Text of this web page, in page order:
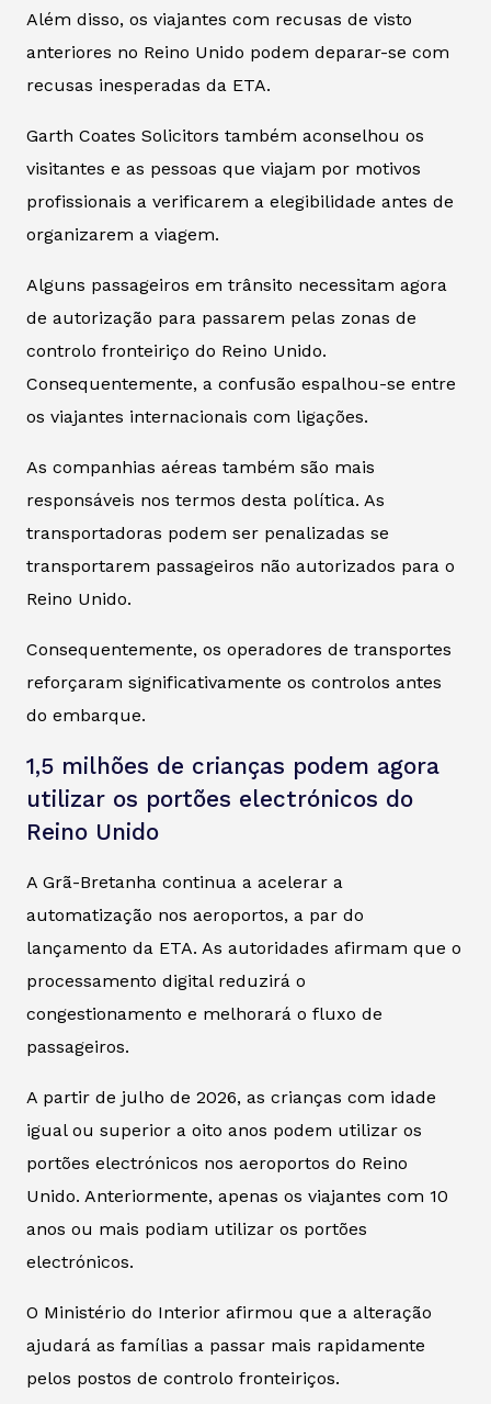
Além disso, os viajantes com recusas de visto
anteriores no Reino Unido podem deparar-se com
recusas inesperadas da ETA.
Garth Coates Solicitors também aconselhou os
visitantes e as pessoas que viajam por motivos
profissionais a verificarem a elegibilidade antes de
organizarem a viagem.
Alguns passageiros em trânsito necessitam agora
de autorização para passarem pelas zonas de
controlo fronteiriço do Reino Unido.
Consequentemente, a confusão espalhou-se entre
os viajantes internacionais com ligações.
As companhias aéreas também são mais
responsáveis nos termos desta política. As
transportadoras podem ser penalizadas se
transportarem passageiros não autorizados para o
Reino Unido.
Consequentemente, os operadores de transportes
reforçaram significativamente os controlos antes
do embarque.
1,5 milhões de crianças podem agora
utilizar os portões electrónicos do
Reino Unido
A Grã-Bretanha continua a acelerar a
automatização nos aeroportos, a par do
lançamento da ETA. As autoridades afirmam que o
processamento digital reduzirá o
congestionamento e melhorará o fluxo de
passageiros.
A partir de julho de 2026, as crianças com idade
igual ou superior a oito anos podem utilizar os
portões electrónicos nos aeroportos do Reino
Unido. Anteriormente, apenas os viajantes com 10
anos ou mais podiam utilizar os portões
electrónicos.
O Ministério do Interior afirmou que a alteração
ajudará as famílias a passar mais rapidamente
pelos postos de controlo fronteiriços.